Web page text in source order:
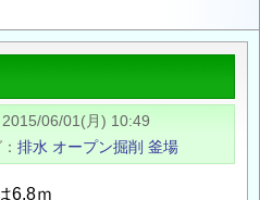
2015/06/01(月) 10:49
排水 オープン掘削 釜場
6.8ｍ